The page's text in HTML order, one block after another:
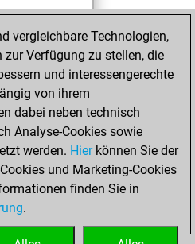
played 36
Play
scored +29
bullet
9, 2021
played 1
Play
scored +0
slow games
vergleichbare Technologien,
Verfügung zu stellen, die
und interessengerechte
von ihrem
dabei neben technisch
Analyse-Cookies sowie
werden. Hierkönnen Sie der
und Marketing-Cookies
finden Sie in
.